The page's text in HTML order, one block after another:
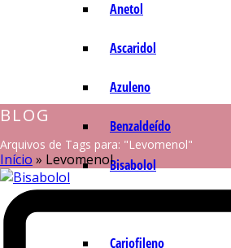
Anetol
Ascaridol
Azuleno
Benzaldeído
Bisabolol
Cariofileno
BLOG
Arquivos de Tags para: "Levomenol"
Início » Levomenol